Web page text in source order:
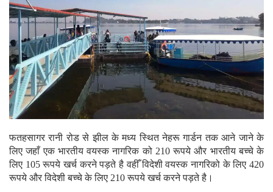
फतहसागर रानी रोड से झील के मध्य स्थित नेहरू गार्डन तक आने जाने के
लिए जहाँ एक भारतीय वयस्क नागरिक को 210 रूपये और भारतीय बच्चे के
लिए 105 रूपये खर्च करने पड़ते है वहीँ विदेशी वयस्क नागरिको के लिए 420
रूपये और विदेशी बच्चे के लिए 210 रूपये खर्च करने पड़ते है।